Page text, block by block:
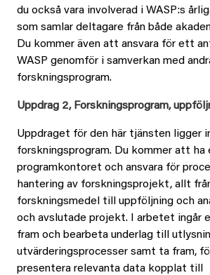
du också vara involverad i WASP:s
som samlar deltagare från både
Du kommer även att ansvara för ett
WASP genomför i samverkan med
forskningsprogram.
Uppdrag 2, Forskningsprogram,
Uppdraget för den här tjänsten ligger
forskningsprogram. Du kommer att ha
programkontoret och ansvara för
hantering av forskningsprojekt, allt
forskningsmedel till uppföljning och
och avslutade projekt. I arbetet ingår
fram och bearbeta underlag till
utvärderingsprocesser samt ta fram,
presentera relevanta data kopplat till